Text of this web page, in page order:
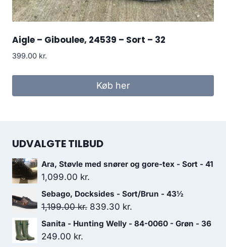
Aigle – Giboulee, 24539 – Sort – 32
399.00 kr.
Køb her
UDVALGTE TILBUD
Ara, Støvle med snører og gore-tex - Sort - 41
1,099.00 kr.
Sebago, Docksides - Sort/Brun - 43½
1,199.00kr. Den
oprindelige
839.30 kr.
aktuelle
Sanita - Hunting Welly - 84-0060 - Grøn - 36
249.00 kr.